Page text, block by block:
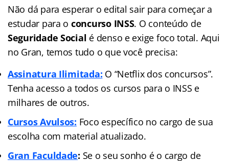
Não dá para esperar o edital sair para começar a
estudar para o concurso INSS. O conteúdo de
Seguridade Social é denso e exige foco total. Aqui
no Gran, temos tudo o que você precisa:
Assinatura Ilimitada: O “Netflix dos concursos”.
Tenha acesso a todos os cursos para o INSS e
milhares de outros.
Cursos Avulsos: Foco específico no cargo de sua
escolha com material atualizado.
Gran Faculdade: Se o seu sonho é o cargo de